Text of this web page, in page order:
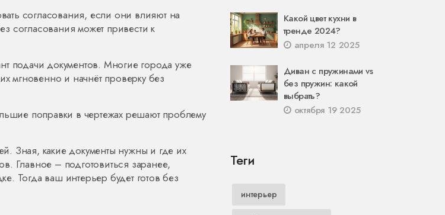
согласования, если они влияют на
согласования может привести к
подачи документов. Многие города уже
мгновенно и начнёт проверку без
поправки в чертежах решают проблему
Зная, какие документы нужны и где их
Главное – подготовиться заранее,
Тогда ваш интерьер будет готов без
Какой цвет кухни в
тренде 2024?
апреля 12 2025
Диван с пружинами vs
без пружин: какой
выбрать?
октября 19 2025
Теги
интерьер